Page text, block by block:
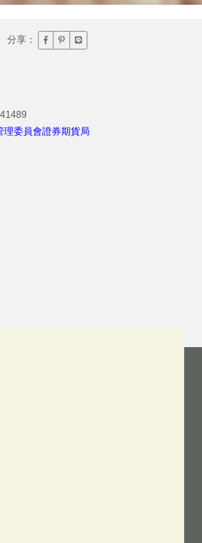
分享： 臉書分享(另開新視窗)
噗浪分享(另開新視窗)
Line分享(另開新視窗)
理委員會證券期貨局